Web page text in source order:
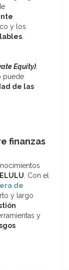
y los
.
Equity),
puede
de las
finanzas
. Con el
de
y largo
y